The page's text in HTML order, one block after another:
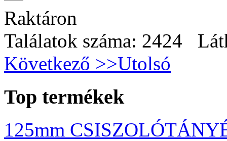
Raktáron
Találatok száma: 2424
Következő >>Utolsó
Top termékek
125mm